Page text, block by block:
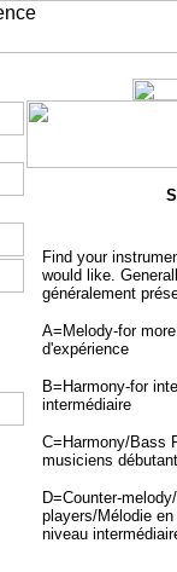
Find your
would like.
généralement
A=Melody-for
d'expérience
B=Harmony-for
intermédiaire
C=Harmony/Bass
musiciens
D=Counter-
players/Mélodie
niveau